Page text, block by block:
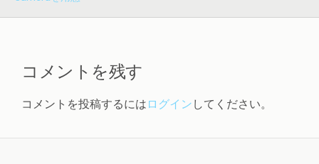
コメントを残す
コメントを投稿するには ログイン してください。